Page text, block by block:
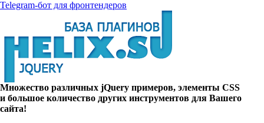
Telegram-бот для фронтендеров
Множество различных jQuery примеров, элементы CSS
и большое количество других инструментов для Вашего
сайта!